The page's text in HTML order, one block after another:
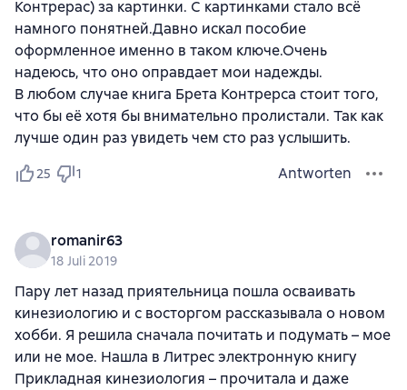
Контрерас) за картинки. С картинками стало всё
намного понятней.Давно искал пособие
оформленное именно в таком ключе.Очень
надеюсь, что оно оправдает мои надежды.
В любом случае книга Брета Контрерса стоит того,
что бы её хотя бы внимательно пролистали. Так как
лучше один раз увидеть чем сто раз услышить.
25 1 Antworten
romanir63
18 Juli 2019
Пару лет назад приятельница пошла осваивать
кинезиологию и с восторгом рассказывала о новом
хобби. Я решила сначала почитать и подумать – мое
или не мое. Нашла в Литрес электронную книгу
Прикладная кинезиология – прочитала и даже